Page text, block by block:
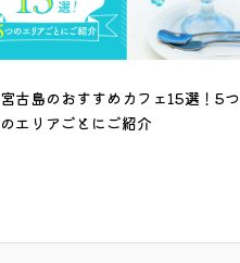
宮古島のおすすめカフェ15選！5つ
のエリアごとにご紹介